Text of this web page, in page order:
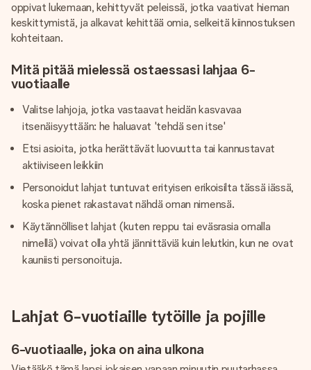
oppivat lukemaan, kehittyvät peleissä, jotka vaativat hieman
keskittymistä, ja alkavat kehittää omia, selkeitä kiinnostuksen
kohteitaan.
Mitä pitää mielessä ostaessasi lahjaa 6-
vuotiaalle
Valitse lahjoja, jotka vastaavat heidän kasvavaa
itsenäisyyttään: he haluavat 'tehdä sen itse'
Etsi asioita, jotka herättävät luovuutta tai kannustavat
aktiiviseen leikkiin
Personoidut lahjat tuntuvat erityisen erikoisilta tässä iässä,
koska pienet rakastavat nähdä oman nimensä.
Käytännölliset lahjat (kuten reppu tai eväsrasia omalla
nimellä) voivat olla yhtä jännittäviä kuin lelutkin, kun ne ovat
kauniisti personoituja.
Lahjat 6-vuotiaille tytöille ja pojille
6-vuotiaalle, joka on aina ulkona